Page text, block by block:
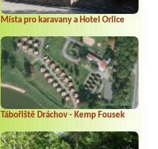
Místa pro karavany a Hotel Orlice
Tábořiště Dráchov - Kemp Fousek